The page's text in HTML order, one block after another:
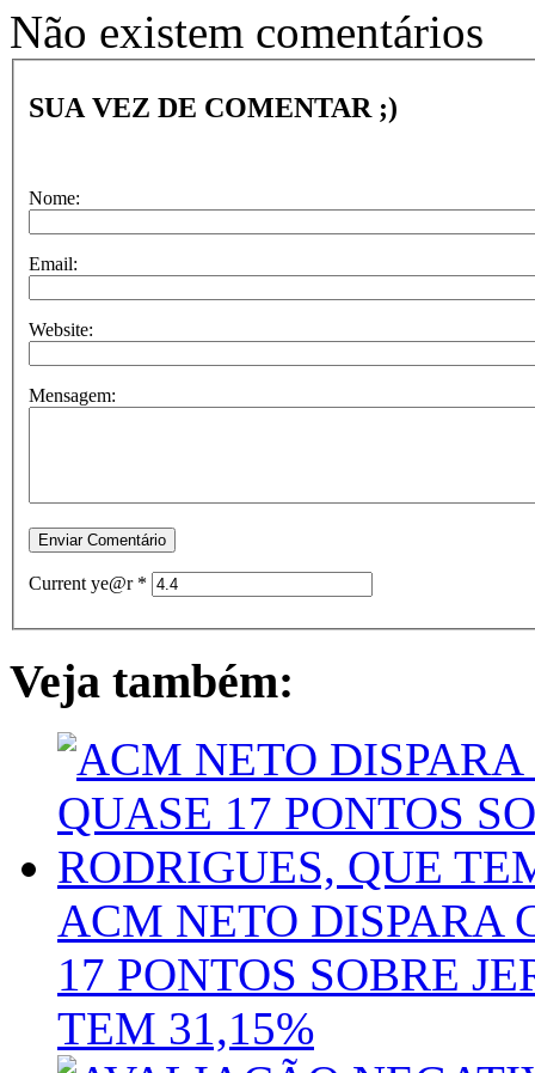
Não existem comentários
SUA VEZ DE COMENTAR ;)
Nome:
Email:
Website:
Mensagem:
Current ye@r *
Veja também:
ACM NETO DISPARA
17 PONTOS SOBRE
TEM 31,15%